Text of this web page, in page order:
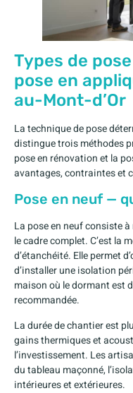
Types de
pose en
au-Mont-d’Or
La technique de pose
distingue trois méthodes
pose en rénovation et la
avantages, contraintes et
Pose en neuf —
La pose en neuf consiste
le cadre complet. C’est la
d’étanchéité. Elle permet
d’installer une isolation
maison où le dormant est
recommandée.
La durée de chantier est
gains thermiques et
l’investissement. Les
du tableau maçonné,
intérieures et extérieures.